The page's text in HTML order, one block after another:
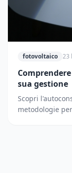
fotovoltaico 23
sua gestione
Scopri
metodologie